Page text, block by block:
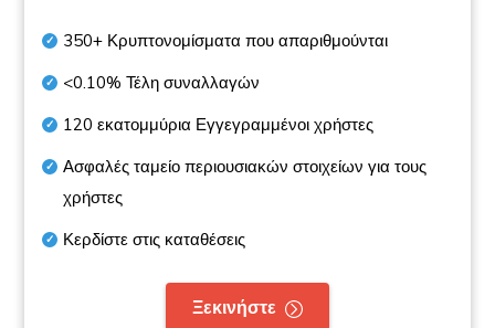
350+ Κρυπτονομίσματα που απαριθμούνται
<0.10% Τέλη συναλλαγών
120 εκατομμύρια Εγγεγραμμένοι χρήστες
Ασφαλές ταμείο περιουσιακών στοιχείων για τους
χρήστες
Κερδίστε στις καταθέσεις
Ξεκινήστε